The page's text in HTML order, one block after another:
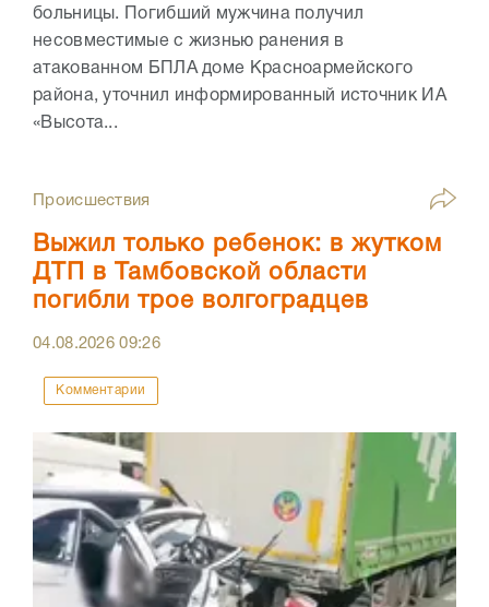
больницы. Погибший мужчина получил
несовместимые с жизнью ранения в
атакованном БПЛА доме Красноармейского
района, уточнил информированный источник ИА
«Высота...
Происшествия
Выжил только ребенок: в жутком
ДТП в Тамбовской области
погибли трое волгоградцев
04.08.202609:26
Комментарии